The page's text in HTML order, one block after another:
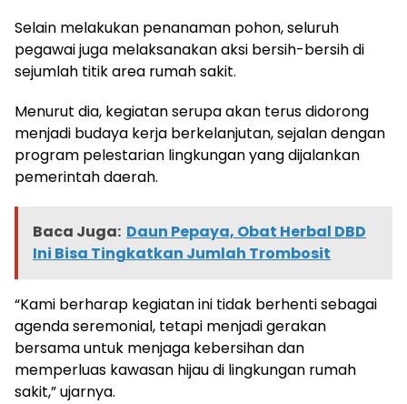
Selain melakukan penanaman pohon, seluruh
pegawai juga melaksanakan aksi bersih-bersih di
sejumlah titik area rumah sakit.
Menurut dia, kegiatan serupa akan terus didorong
menjadi budaya kerja berkelanjutan, sejalan dengan
program pelestarian lingkungan yang dijalankan
pemerintah daerah.
Baca Juga: Daun Pepaya, Obat Herbal DBD
Ini Bisa Tingkatkan Jumlah Trombosit
“Kami berharap kegiatan ini tidak berhenti sebagai
agenda seremonial, tetapi menjadi gerakan
bersama untuk menjaga kebersihan dan
memperluas kawasan hijau di lingkungan rumah
sakit,” ujarnya.